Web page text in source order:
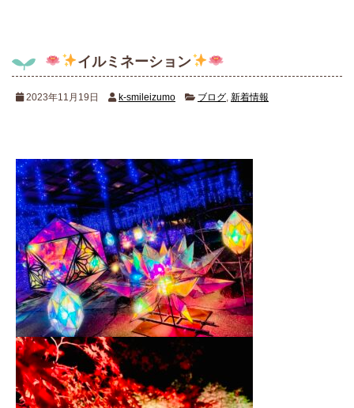
イルミネーション
2023年11月19日 k-smileizumo ブログ 新着情報